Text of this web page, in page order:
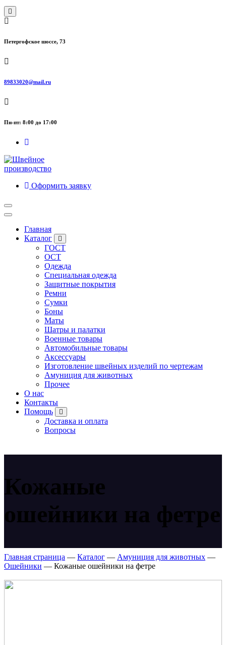
Петергофское шоссе, 73
89833020@mail.ru
Пн-пт: 8:00 до 17:00
Оформить заявку
Главная
Каталог
ГОСТ
ОСТ
Одежда
Специальная одежда
Защитные покрытия
Ремни
Сумки
Боны
Маты
Шатры и палатки
Военные товары
Автомобильные товары
Аксессуары
Изготовление швейных изделий по чертежам
Амуниция для животных
Прочее
О нас
Контакты
Помощь
Доставка и оплата
Вопросы
Кожаные
ошейники на фетре
Главная страница — Каталог — Амуниция для животных —
Ошейники — Кожаные ошейники на фетре